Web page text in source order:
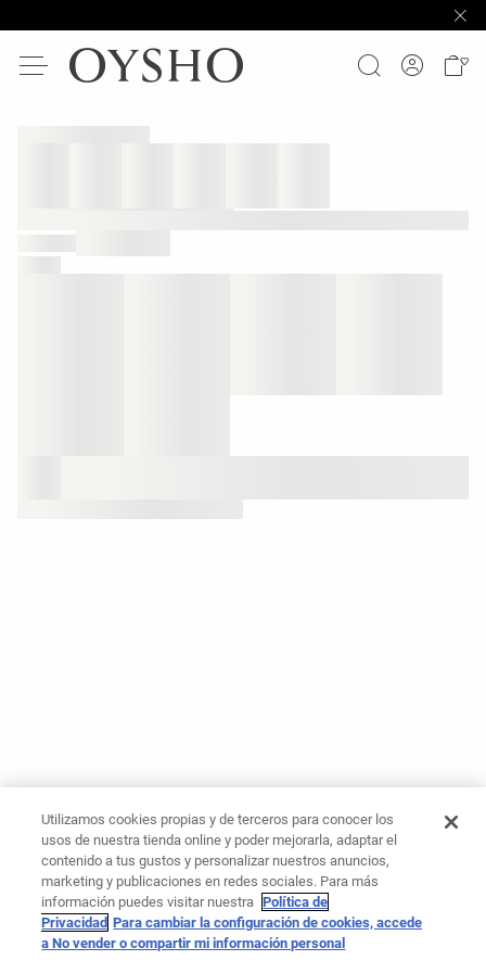
Utilizamos cookies propias y de terceros para conocer los
usos de nuestra tienda online y poder mejorarla, adaptar el
contenido a tus gustos y personalizar nuestros anuncios,
marketing y publicaciones en redes sociales. Para más
información puedes visitar nuestra Política de
Privacidad Para cambiar la configuración de cookies, accede
a No vender o compartir mi información personal